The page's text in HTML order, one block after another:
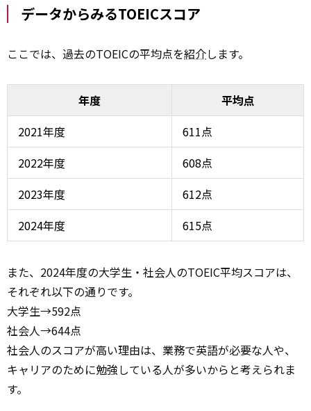
データからみるTOEICスコア
ここでは、過去のTOEICの平均点を紹介します。
年度
平均点
2021年度
611点
2022年度
608点
2023年度
612点
2024年度
615点
また、2024年度の大学生・社会人のTOEIC平均スコアは、
それぞれ以下の通りです。
大学生→592点
社会人→644点
社会人のスコアが高い理由は、業務で英語が必要な人や、
キャリアのために勉強している人が多いからと考えられま
す。